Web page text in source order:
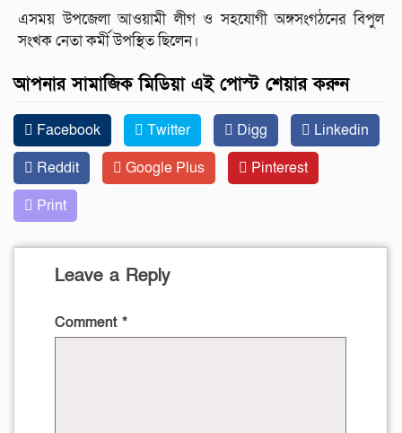
এসময় উপজেলা আওয়ামী লীগ ও সহযোগী অঙ্গসংগঠনের বিপুল
সংখক নেতা কর্মী উপস্থিত ছিলেন।
আপনার সামাজিক মিডিয়া এই পোস্ট শেয়ার করুন
Facebook Twitter Digg
Linkedin
Reddit
Google Plus
Pinterest
Print
Leave a Reply
Comment *